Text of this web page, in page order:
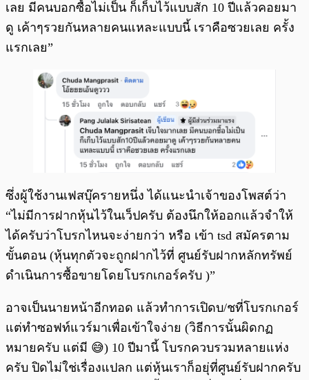
เลย มีคนบอกซื้อไม่เป็น ก็เก็บไว้แบบสัก 10 ปีแล้วคอยมา
ดู เค้าๆรวยกันหลายคนแหละแบบนี้ เราคือซวยเลย ครั้ง
แรกเลย”
ซึ่งผู้ใช้งานเฟสบุ๊ครายหนึ่ง ได้แนะนำเจ้าของโพสต์ว่า
“ไม่มีการฝากหุ้นไว้ในเว็ปครับ ต้องนึกให้ออกแล้วจำให้
ได้ครับว่าโบรกไหนจะง่ายกว่า หรือ เข้า tsd สมัครตาม
ขั้นตอน (หุ้นทุกตัวจะถูกฝากไว้ที่ ศูนย์รับฝากหลักทรัพย์
ดำเนินการซื้อขายโดยโบรกเกอร์ครับ )”
อาจเป็นนายหน้าอีกทอด แล้วทำการเปิดบ/ชที่โบรกเกอร์
แต่ทำซอฟท์แวร์มาเพื่อเข้าใจง่าย (วิธีการนั้นผิดกฏ
หมายครับ แต่มี 😅) 10 ปีมานี้ โบรกควบรวมหลายแห่ง
ครับ ปิดไม่ใช่เรื่องแปลก แต่หุ้นเราก็อยุ่ที่ศูนย์รับฝากครับ